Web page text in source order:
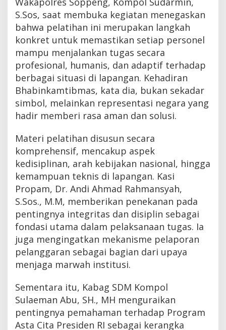
S.Sos, saat membuka kegiatan menegaskan
bahwa pelatihan ini merupakan langkah
konkret untuk memastikan setiap personel
mampu menjalankan tugas secara
profesional, humanis, dan adaptif terhadap
berbagai situasi di lapangan. Kehadiran
Bhabinkamtibmas, kata dia, bukan sekadar
simbol, melainkan representasi negara yang
hadir memberi rasa aman dan solusi.
Materi pelatihan disusun secara
komprehensif, mencakup aspek
kedisiplinan, arah kebijakan nasional, hingga
kemampuan teknis di lapangan. Kasi
Propam, Dr. Andi Ahmad Rahmansyah,
S.Sos., M.M, memberikan penekanan pada
pentingnya integritas dan disiplin sebagai
fondasi utama dalam pelaksanaan tugas. Ia
juga mengingatkan mekanisme pelaporan
pelanggaran sebagai bagian dari upaya
menjaga marwah institusi.
Sementara itu, Kabag SDM Kompol
Sulaeman Abu, SH., MH menguraikan
pentingnya pemahaman terhadap Program
Asta Cita Presiden RI sebagai kerangka